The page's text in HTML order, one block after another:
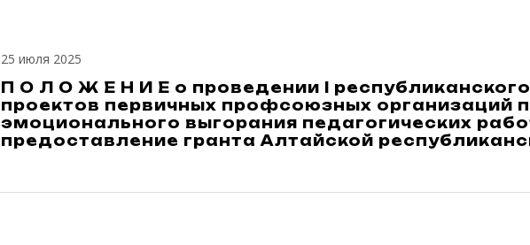
25 июля 2025
П О Л О Ж Е Н И Е о проведении I
проектов первичных профсоюзных организаций
эмоционального выгорания педагогических
предоставление гранта Алтайской